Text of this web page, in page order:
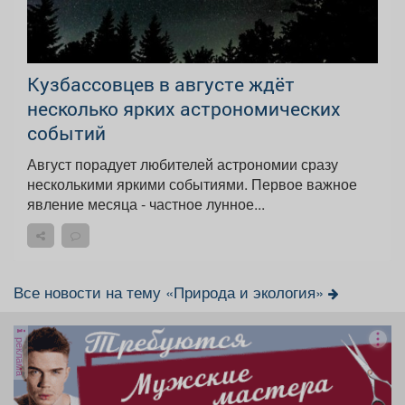
Кузбассовцев в августе ждёт
несколько ярких астрономических
событий
Август порадует любителей астрономии сразу
несколькими яркими событиями. Первое важное
явление месяца - частное лунное...
Все новости на тему «Природа и экология»
реклама